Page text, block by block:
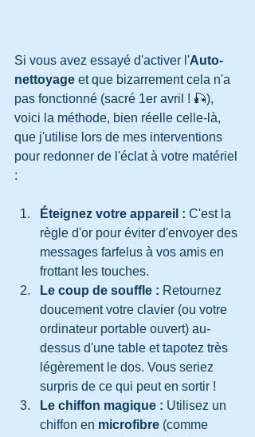
Si vous avez essayé d'activer l'Auto-
nettoyage et que bizarrement cela n'a
pas fonctionné (sacré 1er avril ! 🎣),
voici la méthode, bien réelle celle-là,
que j'utilise lors de mes interventions
pour redonner de l'éclat à votre matériel
:
Éteignez votre appareil : C'est la
règle d'or pour éviter d'envoyer des
messages farfelus à vos amis en
frottant les touches.
Le coup de souffle : Retournez
doucement votre clavier (ou votre
ordinateur portable ouvert) au-
dessus d'une table et tapotez très
légèrement le dos. Vous seriez
surpris de ce qui peut en sortir !
Le chiffon magique : Utilisez un
chiffon en microfibre (comme